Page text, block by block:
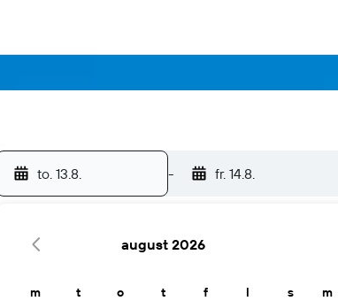
to. 13.8. - fr. 14.8.
august 2026
m t o t f l s m